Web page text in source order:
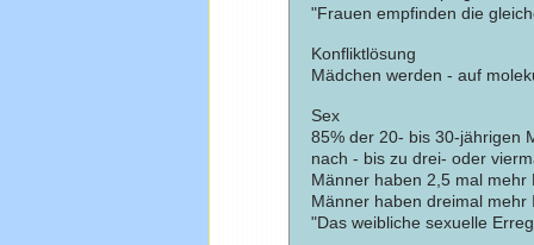
"Frauen empfinden die
Konfliktlösung
Mädchen werden - auf
Sex
85% der 20- bis 30-jährigen
nach - bis zu drei- oder
Männer haben 2,5 mal mehr
Männer haben dreimal
"Das weibliche sexuelle